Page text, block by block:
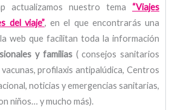
actualizamos nuestro tema “Viajes
del viaje”, en el que encontrarás una
web que facilitan toda la información
y familias( consejos sanitarios
profilaxis antipalúdica, Centros
noticias y emergencias sanitarias,
niños… y mucho más).